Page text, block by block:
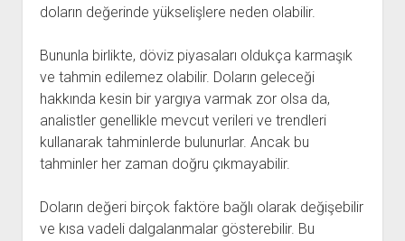
doların değerinde yükselişlere neden olabilir.
Bununla birlikte, döviz piyasaları oldukça karmaşık
ve tahmin edilemez olabilir. Doların geleceği
hakkında kesin bir yargıya varmak zor olsa da,
analistler genellikle mevcut verileri ve trendleri
kullanarak tahminlerde bulunurlar. Ancak bu
tahminler her zaman doğru çıkmayabilir.
Doların değeri birçok faktöre bağlı olarak değişebilir
ve kısa vadeli dalgalanmalar gösterebilir. Bu